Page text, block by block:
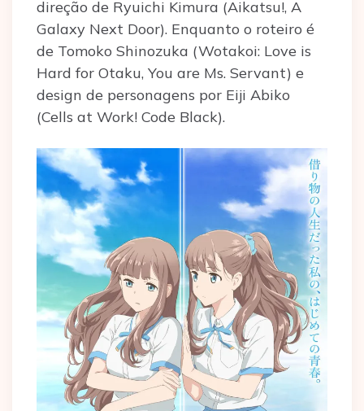
direção de Ryuichi Kimura (Aikatsu!, A
Galaxy Next Door). Enquanto o roteiro é
de Tomoko Shinozuka (Wotakoi: Love is
Hard for Otaku, You are Ms. Servant) e
design de personagens por Eiji Abiko
(Cells at Work! Code Black).